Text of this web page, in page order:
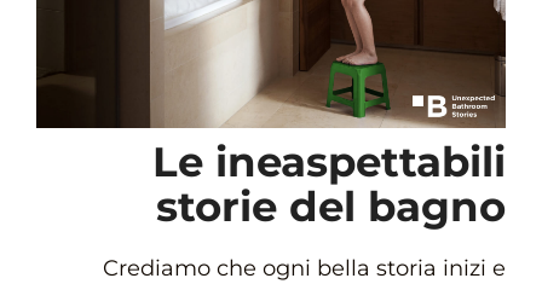
Le ineaspettabili
storie del bagno
Crediamo che ogni bella storia inizi e